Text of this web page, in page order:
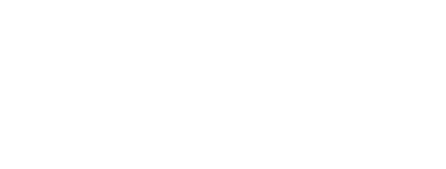
BETO GRANADOS MESA DE TRABAJO CON PRESIDENTES
ENCANTO DE LAS PLAYAS DEL GOLFO DE MÉXICO.